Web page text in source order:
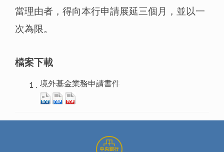
當理由者，得向本行申請展延三個月，並以一
次為限。
檔案下載
境外基金業務申請書件